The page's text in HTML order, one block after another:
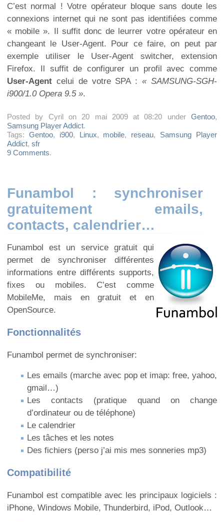
C’est normal ! Votre opérateur bloque sans doute les
connexions internet qui ne sont pas identifiées comme
« mobile ». Il suffit donc de leurrer votre opérateur en
changeant le User-Agent. Pour ce faire, on peut par
exemple utiliser le User-Agent switcher, extension
Firefox. Il suffit de configurer un profil avec comme
User-Agent celui de votre SPA :« SAMSUNG-SGH-
i900/1.0 Opera 9.5 ».
Posted by Cyril on 20 mai 2009 at 08:20 under Gentoo,
Samsung Player Addict.
Tags: Gentoo, i900, Linux, mobile, reseau, Samsung Player
Addict, sfr
9 Comments.
Funambol : synchroniser
gratuitement emails,
contacts, calendrier…
Funambol est un service gratuit qui
permet de synchroniser différentes
informations entre différents supports,
fixes ou mobiles. C’est comme
MobileMe, mais en gratuit et en
OpenSource.
Fonctionnalités
Funambol permet de synchroniser:
Les emails (marche avec pop et imap: free, yahoo,
gmail…)
Les contacts (pratique quand on change
d’ordinateur ou de téléphone)
Le calendrier
Les tâches et les notes
Des fichiers (perso j’ai mis mes sonneries mp3)
Compatibilité
Funambol est compatible avec les principaux logiciels :
iPhone, Windows Mobile, Thunderbird, iPod, Outlook…